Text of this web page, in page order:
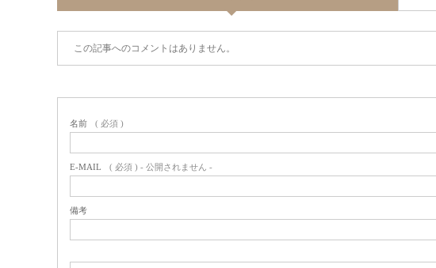
この記事へのコメントはありません。
名前 ( 必須 )
E-MAIL ( 必須 ) - 公開されません -
備考